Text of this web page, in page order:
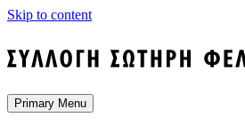
Skip to content
Primary Menu